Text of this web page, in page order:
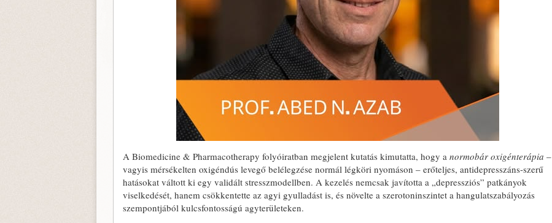
A Biomedicine & Pharmacotherapy folyóiratban megjelent kutatás kimutatta, hogy a normobár oxigénterápia –
vagyis mérsékelten oxigéndús levegő belélegzése normál légköri nyomáson – erőteljes, antidepresszáns-szerű
hatásokat váltott ki egy validált stresszmodellben. A kezelés nemcsak javította a „depressziós” patkányok
viselkedését, hanem csökkentette az agyi gyulladást is, és növelte a szerotoninszintet a hangulatszabályozás
szempontjából kulcsfontosságú agyterületeken.